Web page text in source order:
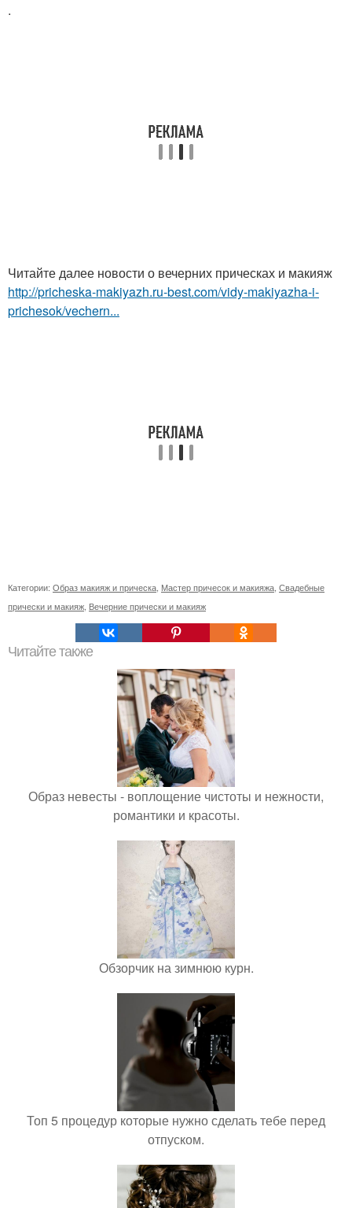
.
Читайте далее новости о вечерних прическах и макияж
http://pricheska-makiyazh.ru-best.com/vidy-makiyazha-i-
prichesok/vechern...
Категории: Образ макияж и прическа Мастер причесок и макияжа Свадебные
прически и макияж Вечерние прически и макияж
Читайте также
Образ невесты - воплощение чистоты и нежности,
романтики и красоты.
Обзорчик на зимнюю курн.
Топ 5 процедур которые нужно сделать тебе перед
отпуском.